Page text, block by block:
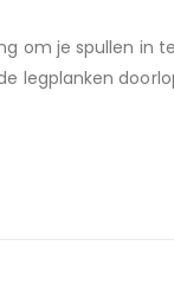
om je spullen in
legplanken